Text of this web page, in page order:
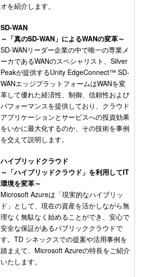
オを紹介します。
SD-WAN
～「真のSD-WAN」によるWANの変革～
SD-WANリーダー企業の中で唯一の専業メ
ーカであるWANのスペシャリスト、Silver
Peakが提供するUnity EdgeConnect™ SD-
WANエッジプラットフォームはWANを変
革して優れた経済性、制御、信頼性および
パフォーマンスを提供しており、クラウド
アプリケーションとサービスへの投資効果
をいかに最大化するのか、その技術を事例
を交えて説明します。
ハイブリッドクラウド
～「ハイブリッドクラウド」を利用してIT
環境を変革～
Microsoft Azureは「現実的なハイブリッ
ド」として、現在の資産を活かしながら無
理なく無駄なく始めることができ、安心で
安全な保証があるパブリッククラウドで
す。TD シネックスでの提案や活用事例を
踏まえて、Microsoft Azureの特長をご紹介
いたします。